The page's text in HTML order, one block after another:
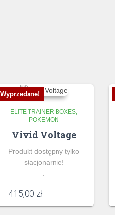
Wyprzedane!
ELITE TRAINER BOXES
POKEMON
Vivid Voltage
Produkt dostępny tylko
stacjonarnie!
415,00 zł